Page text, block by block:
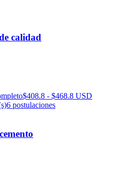
calidad
$408.8 - $468.8 USD
6 postulaciones